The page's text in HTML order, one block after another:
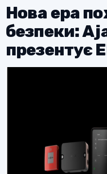
Нова ера
безпеки:
презентує